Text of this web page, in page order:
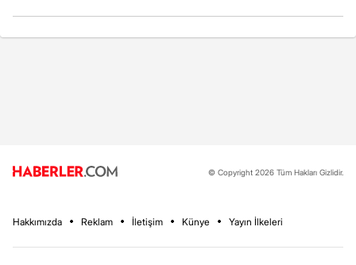
© Copyright 2026 Tüm Hakları Gizlidir.
Hakkımızda Reklam İletişim Künye Yayın İlkeleri